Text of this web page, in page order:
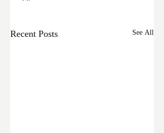
Recent Posts See All